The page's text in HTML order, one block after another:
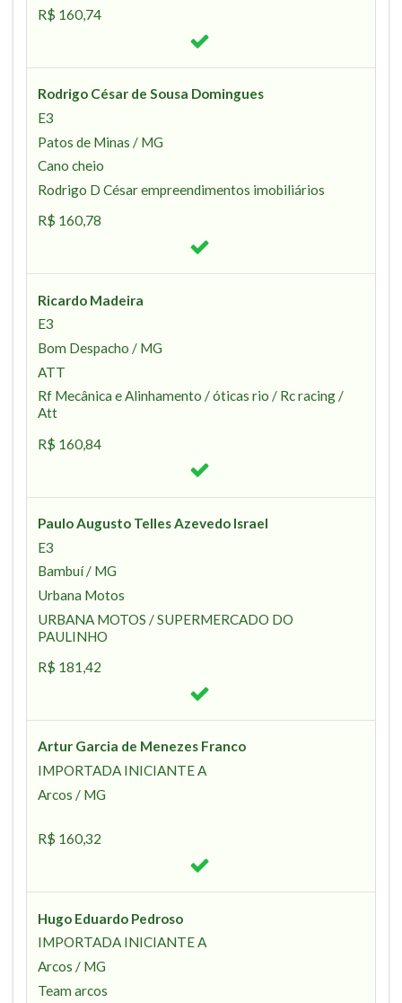
R$ 160,74
Rodrigo César de Sousa Domingues
E3
Patos de Minas / MG
Cano cheio
Rodrigo D César empreendimentos imobiliários
R$ 160,78
Ricardo Madeira
E3
Bom Despacho / MG
ATT
Rf Mecânica e Alinhamento / óticas rio / Rc racing /
Att
R$ 160,84
Paulo Augusto Telles Azevedo Israel
E3
Bambuí / MG
Urbana Motos
URBANA MOTOS / SUPERMERCADO DO
PAULINHO
R$ 181,42
Artur Garcia de Menezes Franco
IMPORTADA INICIANTE A
Arcos / MG
R$ 160,32
Hugo Eduardo Pedroso
IMPORTADA INICIANTE A
Arcos / MG
Team arcos